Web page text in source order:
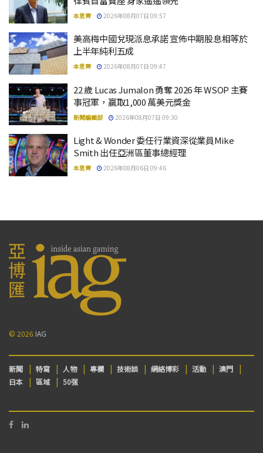
本思齊 2026年08月07日 09:57
美高梅中國兌現派息承諾 宣佈中期股息相等於
上半年純利五成
本思齊 2026年08月07日 09:47
22 歲 Lucas Jumalon 勇奪 2026 年 WSOP 主賽
事冠軍，贏取1,000 萬美元獎金
新聞編輯部 2026年08月07日 09:30
Light & Wonder 委任行業資深從業員Mike
Smith 出任亞洲區董事總經理
本思齊 2026年08月06日 09:46
© 2026 IAG
新聞 特寫 人物 專欄 技術談 網絡博彩 活動
澳門
日本
區域 50强